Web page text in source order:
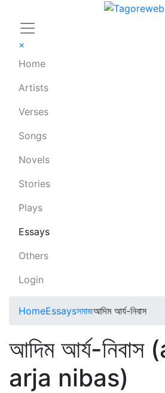
×
Home
Artists
Verses
Songs
Novels
Stories
Plays
Essays
Others
Login
HomeEssaysসমাজআদিম আর্য-নিবাস
আদিম আর্য-নিবাস
arja nibas)